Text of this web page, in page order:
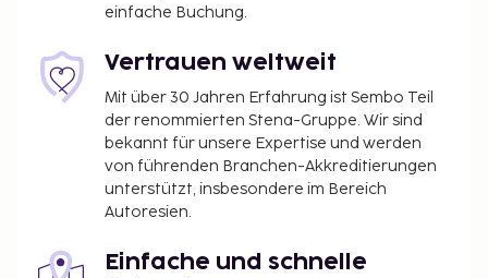
einfache Buchung.
Vertrauen weltweit
Mit über 30 Jahren Erfahrung ist Sembo Teil
der renommierten Stena-Gruppe. Wir sind
bekannt für unsere Expertise und werden
von führenden Branchen-Akkreditierungen
unterstützt, insbesondere im Bereich
Autoresien.
Einfache und schnelle